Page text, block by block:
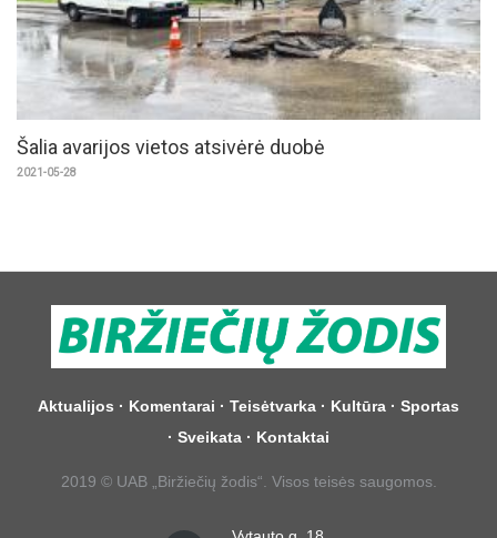
Šalia avarijos vietos atsivėrė duobė
2021-05-28
Aktualijos · Komentarai · Teisėtvarka · Kultūra · Sportas
· Sveikata · Kontaktai
2019 © UAB „Biržiečių žodis“. Visos teisės saugomos.